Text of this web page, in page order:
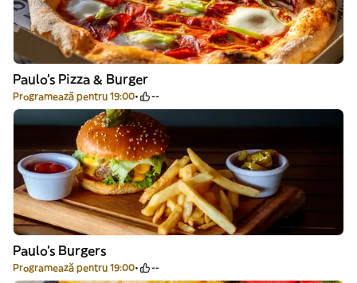
Paulo's Pizza & Burger
Programează pentru 19:00 --
Paulo's Burgers
Programează pentru 19:00 --